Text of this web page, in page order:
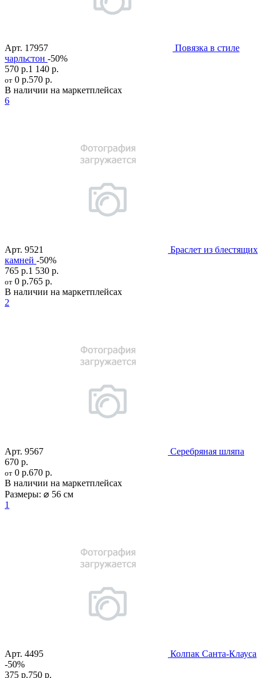
Арт. 17957
Повязка в стиле
чарльстон -50%
570 р.1 140 р.
от 0 р.570 р.
В наличии на маркетплейсах
6
Арт. 9521
Браслет из блестящих
камней -50%
765 р.1 530 р.
от 0 р.765 р.
В наличии на маркетплейсах
2
Арт. 9567
Серебряная шляпа
670 р.
от 0 р.670 р.
В наличии на маркетплейсах
Размеры: ⌀ 56 см
1
Арт. 4495
Колпак Санта-Клауса
-50%
375 р.750 р.